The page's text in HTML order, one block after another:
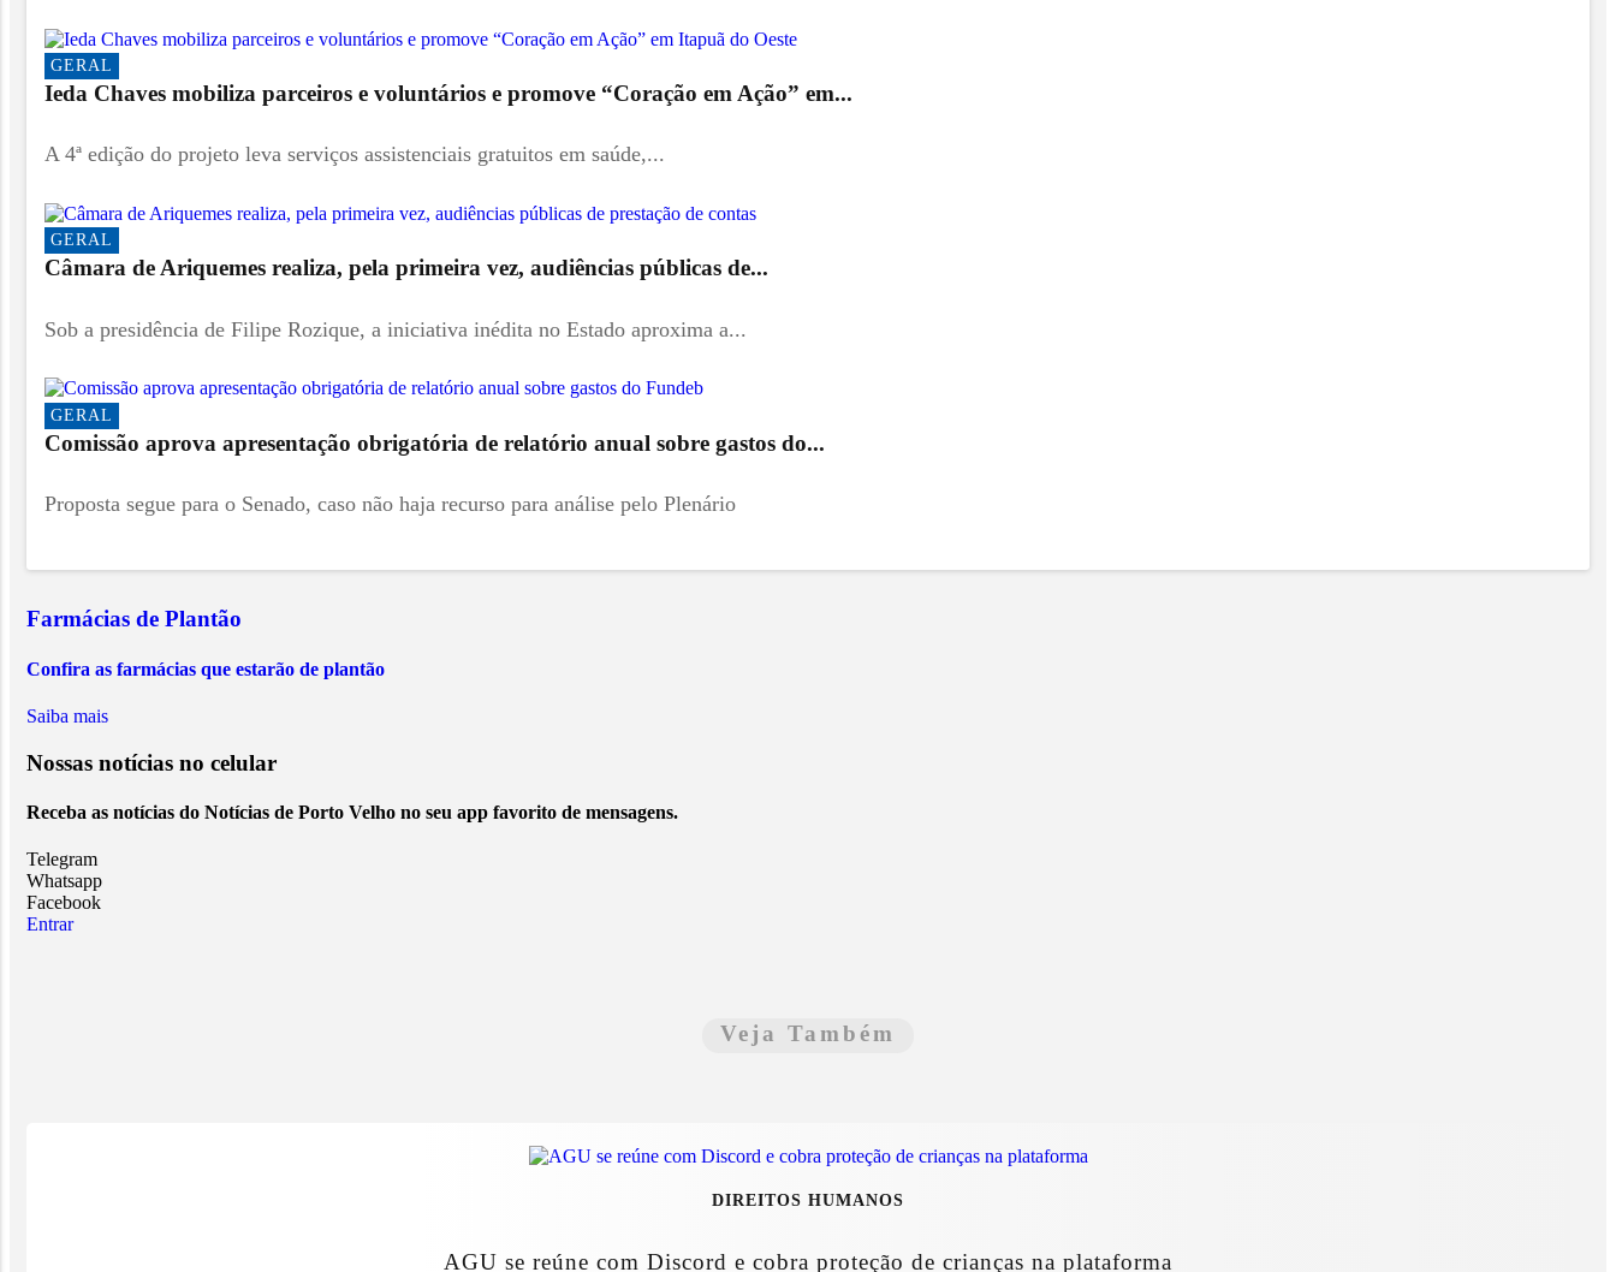
GERAL
Ieda Chaves mobiliza parceiros e voluntários e promove “Coração em Ação” em...
A 4ª edição do projeto leva serviços assistenciais gratuitos em saúde,...
GERAL
Câmara de Ariquemes realiza, pela primeira vez, audiências públicas de...
Sob a presidência de Filipe Rozique, a iniciativa inédita no Estado aproxima a...
GERAL
Comissão aprova apresentação obrigatória de relatório anual sobre gastos do...
Proposta segue para o Senado, caso não haja recurso para análise pelo Plenário
Farmácias de Plantão
Confira as farmácias que estarão de plantão
Saiba mais
Nossas notícias no celular
Receba as notícias do Notícias de Porto Velho no seu app favorito de mensagens.
Telegram
Whatsapp
Facebook
Entrar
Veja Também
DIREITOS HUMANOS
AGU se reúne com Discord e cobra proteção de crianças na plataforma